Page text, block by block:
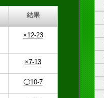
結果
×12-23
×7-13
◯10-7